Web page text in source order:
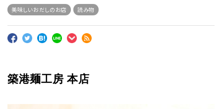
美味しいおだしのお店
読み物
築港麺工房 本店